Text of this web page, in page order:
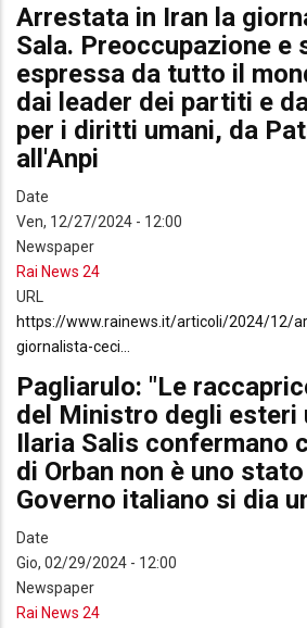
Arrestata in Iran la
Sala. Preoccupazione e
espressa da tutto il
dai leader dei partiti e
per i diritti umani, da
all'Anpi
Date
Ven, 12/27/2024 - 12:00
Newspaper
Rai News 24
URL
https://www.rainews.it/articoli/2024/12/
giornalista-ceci…
Pagliarulo: "Le
del Ministro degli esteri
Ilaria Salis confermano
di Orban non è uno
Governo italiano si dia
Date
Gio, 02/29/2024 - 12:00
Newspaper
Rai News 24